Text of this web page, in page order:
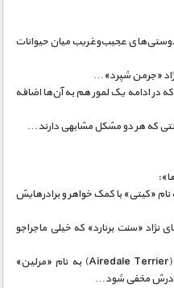
عجیب‌و‌غریب میان حیوانات
«جرمن شپرد»…
در ادامه یک لمور هم به آن‌ها اضافه
که هر دو مشکل مشابهی دارند…
«کیتی» با کمک خواهر و برادرهایش
نژاد «سنت برنارد» که خیلی ماجراجو
و سرانجام یک سگ نژاد «ایدیل-تریر» (Airedale Terrier) به نام «مرلین»
مخفی شود…